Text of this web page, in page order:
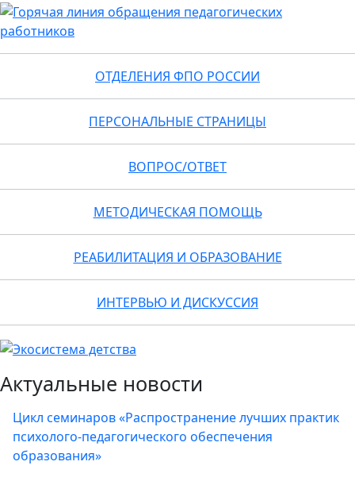
ОТДЕЛЕНИЯ ФПО РОССИИ
ПЕРСОНАЛЬНЫЕ СТРАНИЦЫ
ВОПРОС/ОТВЕТ
МЕТОДИЧЕСКАЯ ПОМОЩЬ
РЕАБИЛИТАЦИЯ И ОБРАЗОВАНИЕ
ИНТЕРВЬЮ И ДИСКУССИЯ
Актуальные новости
Цикл семинаров «Распространение лучших практик
психолого-педагогического обеспечения
образования»